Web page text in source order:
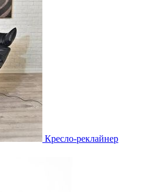
Кресло-реклайнер